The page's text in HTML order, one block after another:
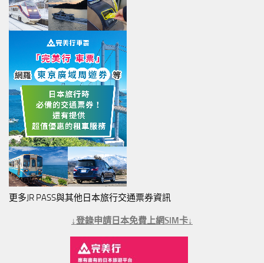
更多JR PASS與其他日本旅行交通票券資訊
↓登錄申請日本免費上網SIM卡↓